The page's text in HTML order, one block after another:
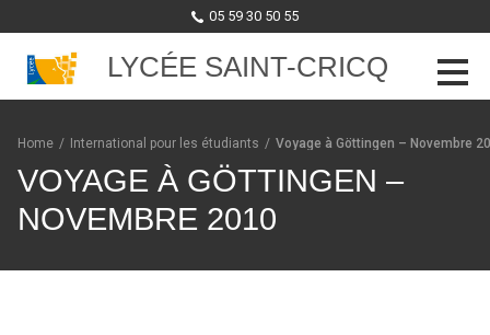
05 59 30 50 55
LYCÉE SAINT-CRICQ
Skip to content
Home / International pour les étudiants / Voyage à Göttingen – Novembre
VOYAGE À GÖTTINGEN –
NOVEMBRE 2010